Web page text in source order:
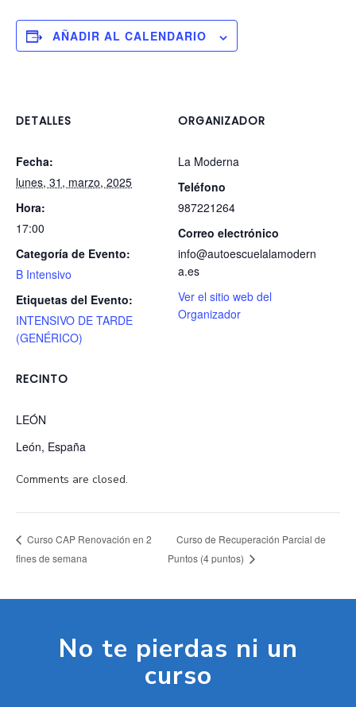
AÑADIR AL CALENDARIO
DETALLES
Fecha:
lunes, 31, marzo, 2025
Hora:
17:00
Categoría de Evento:
B Intensivo
Etiquetas del Evento:
INTENSIVO DE TARDE
(GENÉRICO)
RECINTO
LEÓN
León, España
ORGANIZADOR
La Moderna
Teléfono
987221264
Correo electrónico
info@autoescuelalamodern
a.es
Ver el sitio web del
Organizador
Comments are closed.
Curso CAP Renovación en 2
fines de semana
Curso de Recuperación Parcial de
Puntos (4 puntos)
No te pierdas ni un
curso